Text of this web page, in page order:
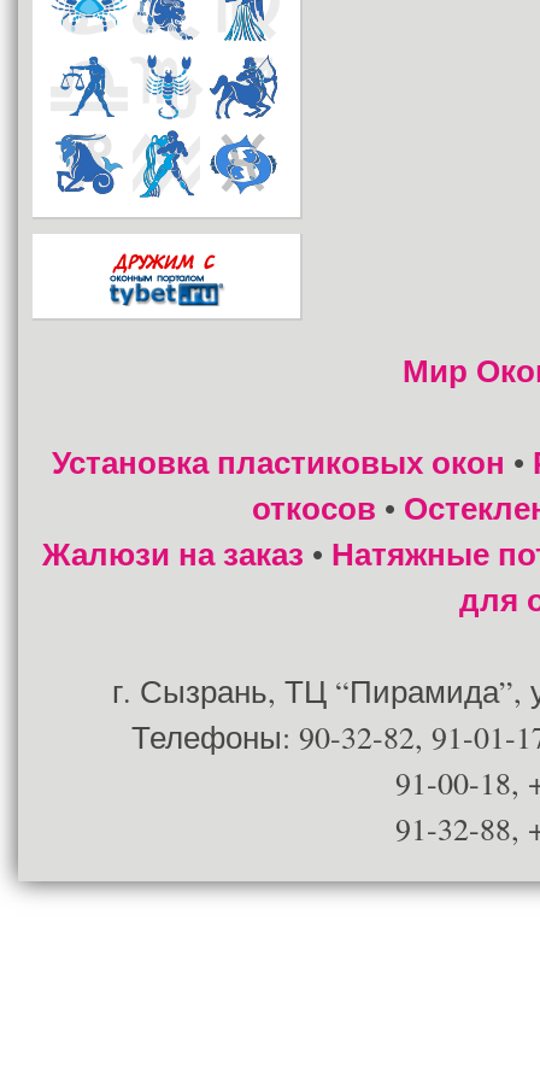
Мир
Установка пластиковых окон •
откосов •
Жалюзи на заказ • Натяжные
для
г. Сызрань, ТЦ “Пирамида”,
Телефоны: 90-32-82, 91-01-
91-00-18,
91-32-88,